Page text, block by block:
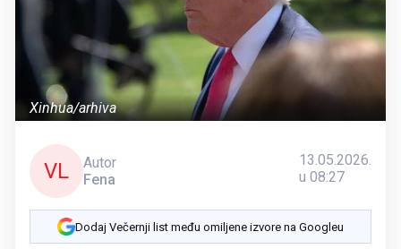
Xinhua/arhiva
VL
Autor
Fena
13.05.2026.
u 08:27
Dodaj Večernji list među omiljene izvore na Googleu